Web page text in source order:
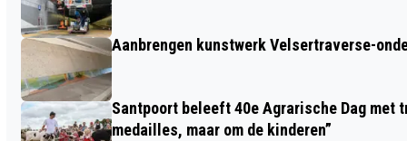
Aanbrengen kunstwerk Velsertraverse-
Santpoort beleeft 40e Agrarische Dag met
medailles, maar om de kinderen”